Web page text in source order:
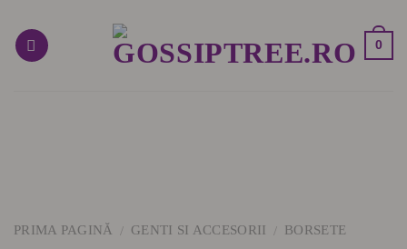
content
0
PRIMA PAGINĂ / GENTI SI ACCESORII / BORSETE